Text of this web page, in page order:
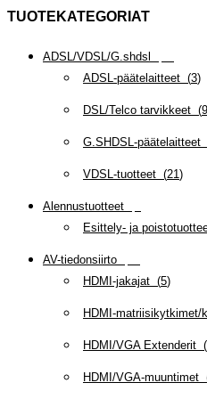
TUOTEKATEGORIAT
ADSL/VDSL/G.shdsl
ADSL-päätelaitteet (3)
DSL/Telco tarvikkeet (9
G.SHDSL-päätelaitteet
VDSL-tuotteet (21)
Alennustuotteet
Esittely- ja
AV-tiedonsiirto
HDMI-jakajat (5)
HDMI-matriisikytkimet/
HDMI/VGA Extenderit (
HDMI/VGA-muuntimet